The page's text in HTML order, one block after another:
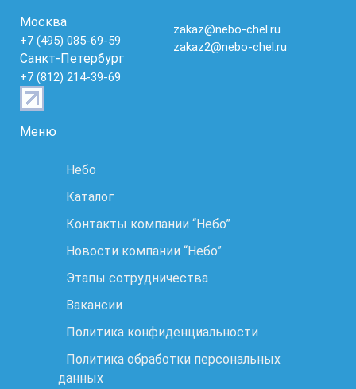
Москва
+7 (495) 085-69-59
Санкт-Петербург
+7 (812) 214-39-69
zakaz@nebo-chel.ru
zakaz2@nebo-chel.ru
Меню
Небо
Каталог
Контакты компании “Небо”
Новости компании “Небо”
Этапы сотрудничества
Вакансии
Политика конфиденциальности
Политика обработки персональных
данных